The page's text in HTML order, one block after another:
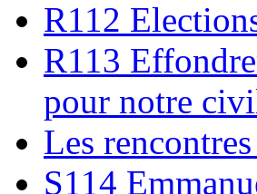
R112
R113
pour notre
Les
S114